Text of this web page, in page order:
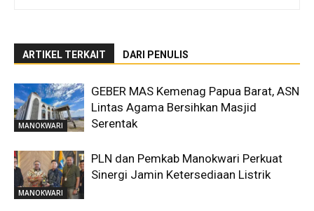
ARTIKEL TERKAIT DARI PENULIS
MANOKWARI
GEBER MAS Kemenag Papua Barat, ASN
Lintas Agama Bersihkan Masjid
Serentak
MANOKWARI
PLN dan Pemkab Manokwari Perkuat
Sinergi Jamin Ketersediaan Listrik